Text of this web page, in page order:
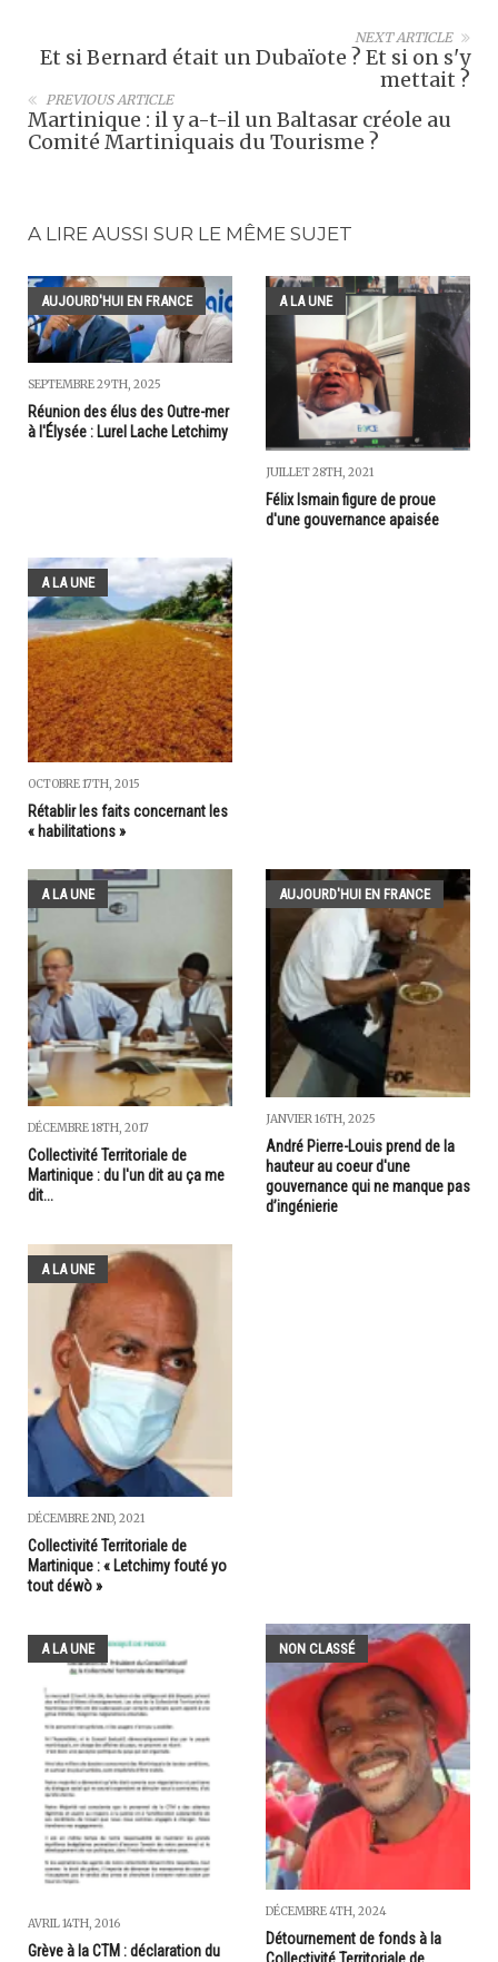
NEXT ARTICLE
Et si Bernard était un Dubaïote ? Et si on s'y
mettait ?
PREVIOUS ARTICLE
Martinique : il y a-t-il un Baltasar créole au
Comité Martiniquais du Tourisme ?
A LIRE AUSSI SUR LE MÊME SUJET
AUJOURD'HUI EN FRANCE
SEPTEMBRE 29TH, 2025
Réunion des élus des Outre-mer
à l'Élysée : Lurel Lache Letchimy
A LA UNE
JUILLET 28TH, 2021
Félix Ismain figure de proue
d'une gouvernance apaisée
A LA UNE
OCTOBRE 17TH, 2015
Rétablir les faits concernant les
« habilitations »
A LA UNE
DÉCEMBRE 18TH, 2017
Collectivité Territoriale de
Martinique : du l'un dit au ça me
dit...
AUJOURD'HUI EN FRANCE
JANVIER 16TH, 2025
André Pierre-Louis prend de la
hauteur au coeur d'une
gouvernance qui ne manque pas
d’ingénierie
A LA UNE
DÉCEMBRE 2ND, 2021
Collectivité Territoriale de
Martinique : « Letchimy fouté yo
tout déwò »
A LA UNE
AVRIL 14TH, 2016
Grève à la CTM : déclaration du
NON CLASSÉ
DÉCEMBRE 4TH, 2024
Détournement de fonds à la